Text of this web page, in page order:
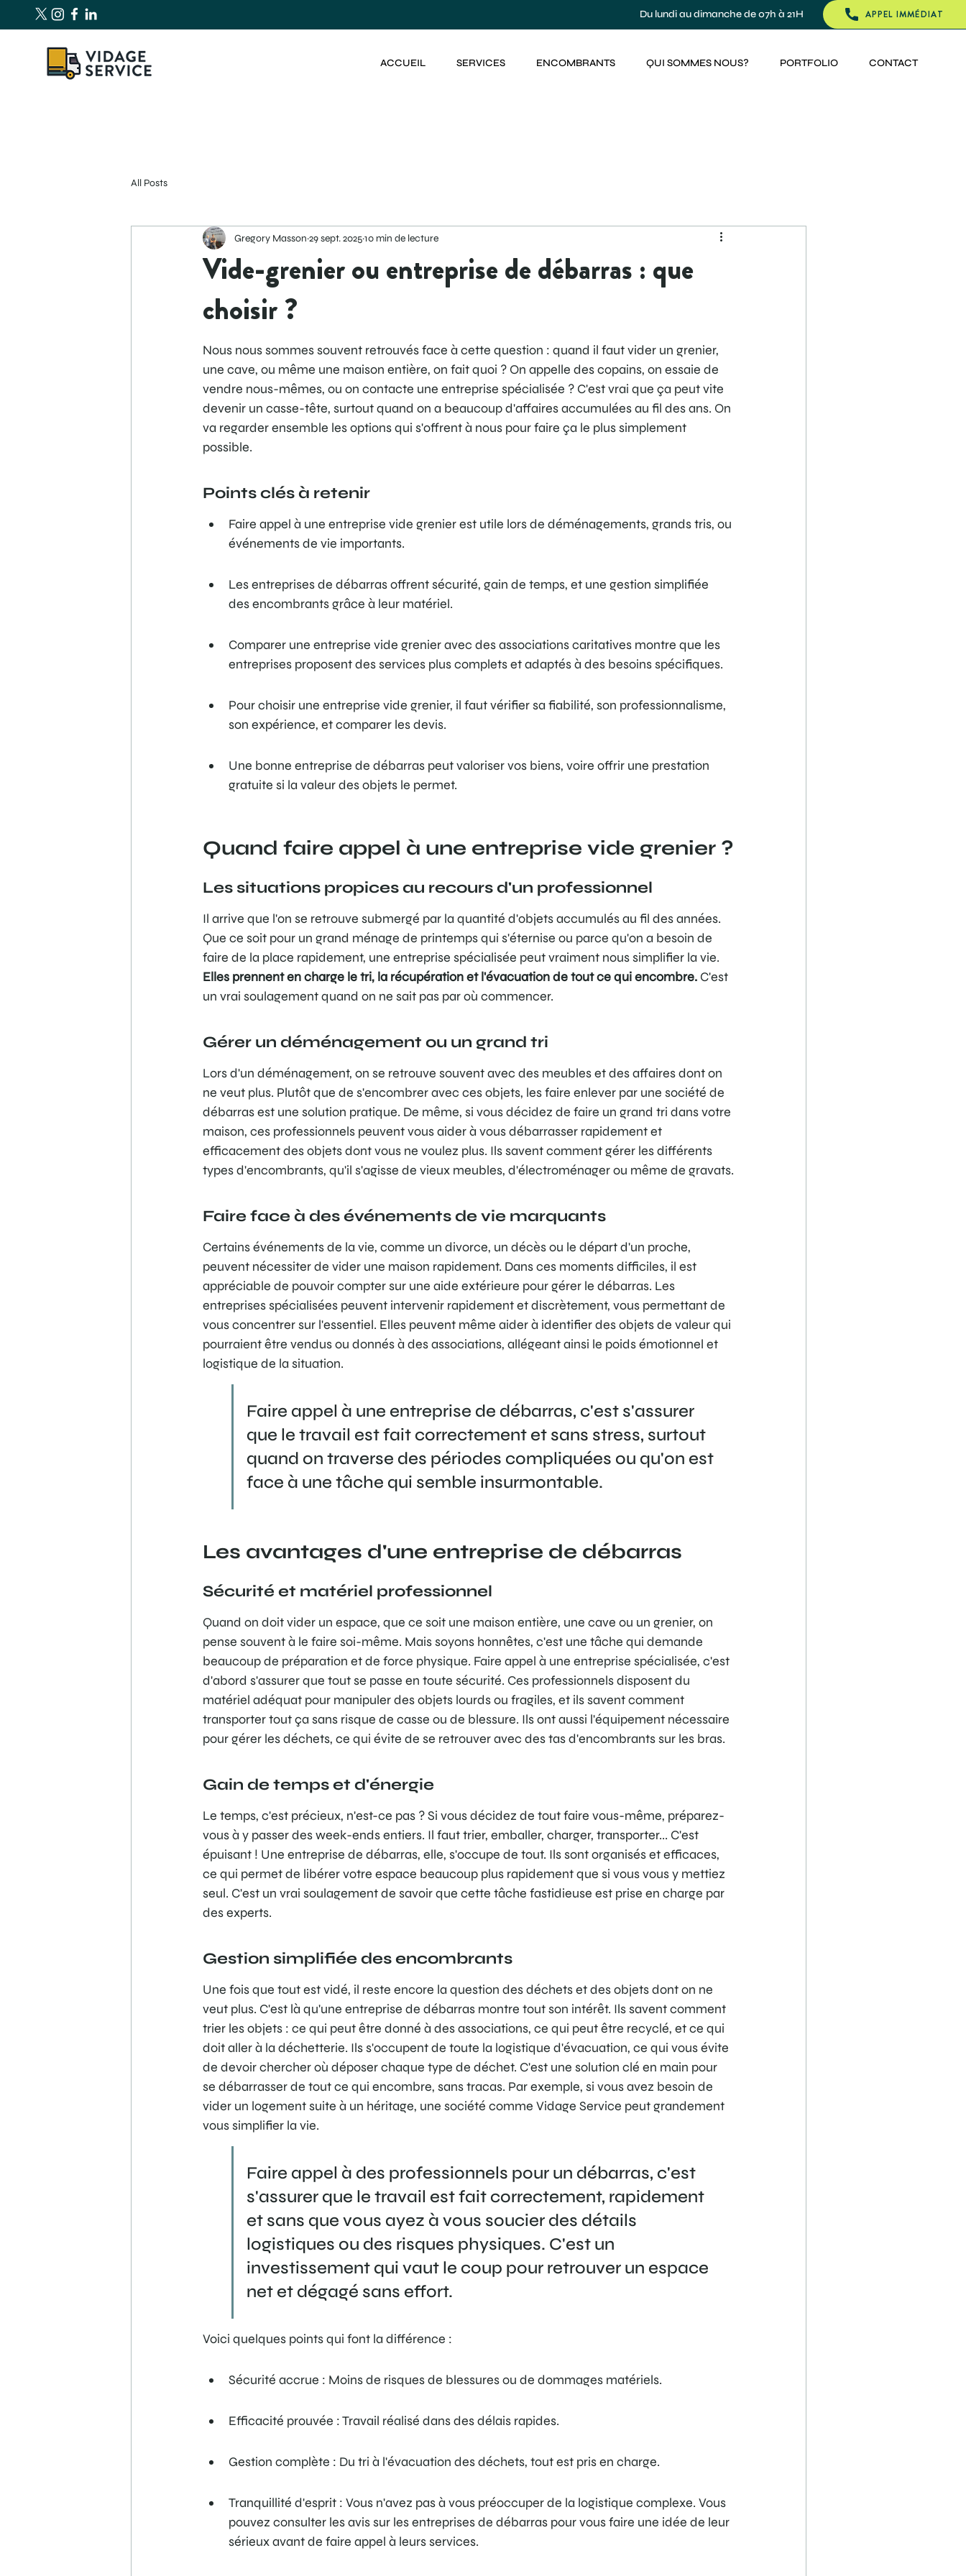
Du lundi au dimanche de 07h à 21H APPEL IMMÉDIAT
ACCUEIL SERVICES ENCOMBRANTS QUI SOMMES NOUS? PORTFOLIO CONTACT
All Posts
Vide-grenier ou entreprise de débarras : que
choisir ?
Gregory Masson 29 sept. 202510 min de lecture
Nous nous sommes souvent retrouvés face à cette question : quand il faut vider un grenier,
une cave, ou même une maison entière, on fait quoi ? On appelle des copains, on essaie de
vendre nous-mêmes, ou on contacte une entreprise spécialisée ? C'est vrai que ça peut vite
devenir un casse-tête, surtout quand on a beaucoup d'affaires accumulées au fil des ans. On
va regarder ensemble les options qui s'offrent à nous pour faire ça le plus simplement
possible.
Points clés à retenir
Faire appel à une entreprise vide grenier est utile lors de déménagements, grands tris, ou
événements de vie importants.
Les entreprises de débarras offrent sécurité, gain de temps, et une gestion simplifiée
des encombrants grâce à leur matériel.
Comparer une entreprise vide grenier avec des associations caritatives montre que les
entreprises proposent des services plus complets et adaptés à des besoins spécifiques.
Pour choisir une entreprise vide grenier, il faut vérifier sa fiabilité, son professionnalisme,
son expérience, et comparer les devis.
Une bonne entreprise de débarras peut valoriser vos biens, voire offrir une prestation
gratuite si la valeur des objets le permet.
Quand faire appel à une entreprise vide grenier ?
Les situations propices au recours d'un professionnel
Il arrive que l'on se retrouve submergé par la quantité d'objets accumulés au fil des années.
Que ce soit pour un grand ménage de printemps qui s'éternise ou parce qu'on a besoin de
faire de la place rapidement, une entreprise spécialisée peut vraiment nous simplifier la vie.
Elles prennent en charge le tri, la récupération et l'évacuation de tout ce qui encombre. C'est
un vrai soulagement quand on ne sait pas par où commencer.
Gérer un déménagement ou un grand tri
Lors d'un déménagement, on se retrouve souvent avec des meubles et des affaires dont on
ne veut plus. Plutôt que de s'encombrer avec ces objets, les faire enlever par une société de
débarras est une solution pratique. De même, si vous décidez de faire un grand tri dans votre
maison, ces professionnels peuvent vous aider à vous débarrasser rapidement et
efficacement des objets dont vous ne voulez plus. Ils savent comment gérer les différents
types d'encombrants, qu'il s'agisse de vieux meubles, d'électroménager ou même de gravats.
Faire face à des événements de vie marquants
Certains événements de la vie, comme un divorce, un décès ou le départ d'un proche,
peuvent nécessiter de vider une maison rapidement. Dans ces moments difficiles, il est
appréciable de pouvoir compter sur une aide extérieure pour gérer le débarras. Les
entreprises spécialisées peuvent intervenir rapidement et discrètement, vous permettant de
vous concentrer sur l'essentiel. Elles peuvent même aider à identifier des objets de valeur qui
pourraient être vendus ou donnés à des associations, allégeant ainsi le poids émotionnel et
logistique de la situation.
Faire appel à une entreprise de débarras, c'est s'assurer
que le travail est fait correctement et sans stress, surtout
quand on traverse des périodes compliquées ou qu'on est
face à une tâche qui semble insurmontable.
Les avantages d'une entreprise de débarras
Sécurité et matériel professionnel
Quand on doit vider un espace, que ce soit une maison entière, une cave ou un grenier, on
pense souvent à le faire soi-même. Mais soyons honnêtes, c'est une tâche qui demande
beaucoup de préparation et de force physique. Faire appel à une entreprise spécialisée, c'est
d'abord s'assurer que tout se passe en toute sécurité. Ces professionnels disposent du
matériel adéquat pour manipuler des objets lourds ou fragiles, et ils savent comment
transporter tout ça sans risque de casse ou de blessure. Ils ont aussi l'équipement nécessaire
pour gérer les déchets, ce qui évite de se retrouver avec des tas d'encombrants sur les bras.
Gain de temps et d'énergie
Le temps, c'est précieux, n'est-ce pas ? Si vous décidez de tout faire vous-même, préparez-
vous à y passer des week-ends entiers. Il faut trier, emballer, charger, transporter... C'est
épuisant ! Une entreprise de débarras, elle, s'occupe de tout. Ils sont organisés et efficaces,
ce qui permet de libérer votre espace beaucoup plus rapidement que si vous vous y mettiez
seul. C'est un vrai soulagement de savoir que cette tâche fastidieuse est prise en charge par
des experts.
Gestion simplifiée des encombrants
Une fois que tout est vidé, il reste encore la question des déchets et des objets dont on ne
veut plus. C'est là qu'une entreprise de débarras montre tout son intérêt. Ils savent comment
trier les objets : ce qui peut être donné à des associations, ce qui peut être recyclé, et ce qui
doit aller à la déchetterie. Ils s'occupent de toute la logistique d'évacuation, ce qui vous évite
de devoir chercher où déposer chaque type de déchet. C'est une solution clé en main pour
se débarrasser de tout ce qui encombre, sans tracas. Par exemple, si vous avez besoin de
vider un logement suite à un héritage, une société comme Vidage Service peut grandement
vous simplifier la vie.
Faire appel à des professionnels pour un débarras, c'est
s'assurer que le travail est fait correctement, rapidement
et sans que vous ayez à vous soucier des détails
logistiques ou des risques physiques. C'est un
investissement qui vaut le coup pour retrouver un espace
net et dégagé sans effort.
Voici quelques points qui font la différence :
Sécurité accrue : Moins de risques de blessures ou de dommages matériels.
Efficacité prouvée : Travail réalisé dans des délais rapides.
Gestion complète : Du tri à l'évacuation des déchets, tout est pris en charge.
Tranquillité d'esprit : Vous n'avez pas à vous préoccuper de la logistique complexe. Vous
pouvez consulter les avis sur les entreprises de débarras pour vous faire une idée de leur
sérieux avant de faire appel à leurs services.